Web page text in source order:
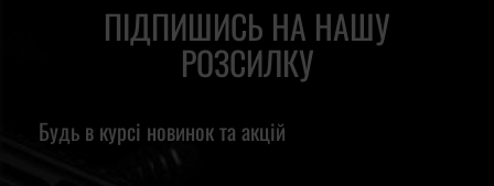
ПІДПИШИСЬ НА НАШУ
РОЗСИЛКУ
Будь в курсі новинок та акцій